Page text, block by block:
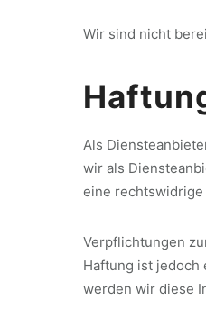
Wir sind nicht
Als
wir als
eine
Verpflichtungen
Haftung ist jedoch
werden wir diese